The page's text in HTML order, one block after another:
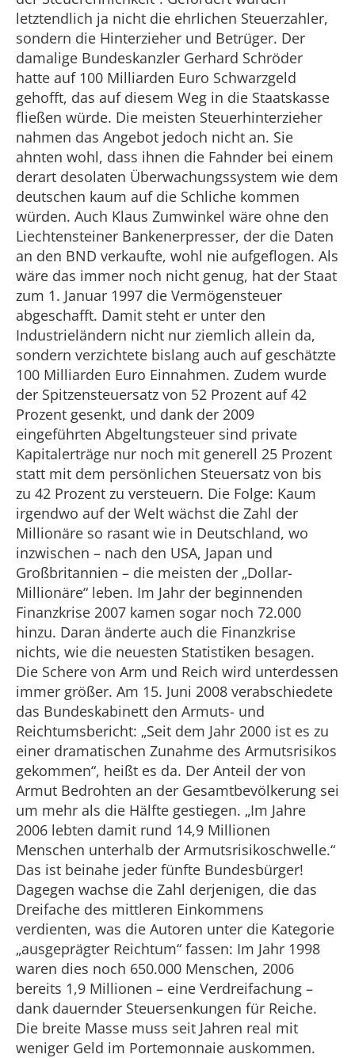
letztendlich ja nicht die ehrlichen Steuerzahler,
sondern die Hinterzieher und Betrüger. Der
damalige Bundeskanzler Gerhard Schröder
hatte auf 100 Milliarden Euro Schwarzgeld
gehofft, das auf diesem Weg in die Staatskasse
fließen würde. Die meisten Steuerhinterzieher
nahmen das Angebot jedoch nicht an. Sie
ahnten wohl, dass ihnen die Fahnder bei einem
derart desolaten Überwachungssystem wie dem
deutschen kaum auf die Schliche kommen
würden. Auch Klaus Zumwinkel wäre ohne den
Liechtensteiner Bankenerpresser, der die Daten
an den BND verkaufte, wohl nie aufgeflogen. Als
wäre das immer noch nicht genug, hat der Staat
zum 1. Januar 1997 die Vermögensteuer
abgeschafft. Damit steht er unter den
Industrieländern nicht nur ziemlich allein da,
sondern verzichtete bislang auch auf geschätzte
100 Milliarden Euro Einnahmen. Zudem wurde
der Spitzensteuersatz von 52 Prozent auf 42
Prozent gesenkt, und dank der 2009
eingeführten Abgeltungsteuer sind private
Kapitalerträge nur noch mit generell 25 Prozent
statt mit dem persönlichen Steuersatz von bis
zu 42 Prozent zu versteuern. Die Folge: Kaum
irgendwo auf der Welt wächst die Zahl der
Millionäre so rasant wie in Deutschland, wo
inzwischen – nach den USA, Japan und
Großbritannien – die meisten der „Dollar-
Millionäre“ leben. Im Jahr der beginnenden
Finanzkrise 2007 kamen sogar noch 72.000
hinzu. Daran änderte auch die Finanzkrise
nichts, wie die neuesten Statistiken besagen.
Die Schere von Arm und Reich wird unterdessen
immer größer. Am 15. Juni 2008 verabschiedete
das Bundeskabinett den Armuts- und
Reichtumsbericht: „Seit dem Jahr 2000 ist es zu
einer dramatischen Zunahme des Armutsrisikos
gekommen“, heißt es da. Der Anteil der von
Armut Bedrohten an der Gesamtbevölkerung sei
um mehr als die Hälfte gestiegen. „Im Jahre
2006 lebten damit rund 14,9 Millionen
Menschen unterhalb der Armutsrisikoschwelle.“
Das ist beinahe jeder fünfte Bundesbürger!
Dagegen wachse die Zahl derjenigen, die das
Dreifache des mittleren Einkommens
verdienten, was die Autoren unter die Kategorie
„ausgeprägter Reichtum“ fassen: Im Jahr 1998
waren dies noch 650.000 Menschen, 2006
bereits 1,9 Millionen – eine Verdreifachung –
dank dauernder Steuersenkungen für Reiche.
Die breite Masse muss seit Jahren real mit
weniger Geld im Portemonnaie auskommen.